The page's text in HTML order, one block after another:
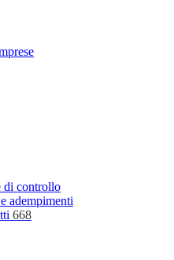
di controllo
adempimenti
668